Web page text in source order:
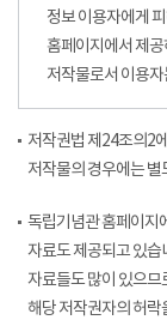
정보 이용자에게
홈페이지에서 제
저작물로서 이용
저작권법 제24조의2
저작물의 경우에는
독립기념관 홈페이지
자료도 제공되고 있습
자료들도 많이 있으므
해당 저작권자의 허락